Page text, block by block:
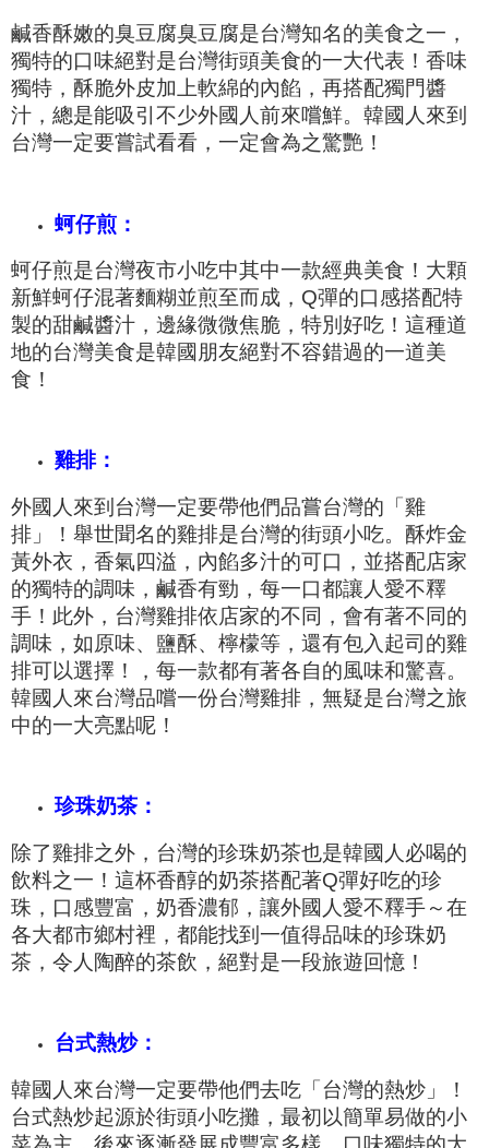
鹹香酥嫩的臭豆腐臭豆腐是台灣知名的美食之一，
獨特的口味絕對是台灣街頭美食的一大代表！香味
獨特，酥脆外皮加上軟綿的內餡，再搭配獨門醬
汁，總是能吸引不少外國人前來嚐鮮。韓國人來到
台灣一定要嘗試看看，一定會為之驚艷！
蚵仔煎：
蚵仔煎是台灣夜市小吃中其中一款經典美食！大顆
新鮮蚵仔混著麵糊並煎至而成 ，Q彈的口感搭配特
製的甜鹹醬汁，邊緣微微焦脆，特別好吃！這種道
地的台灣美食是韓國朋友絕對不容錯過的一道美
食！
雞排：
外國人來到台灣一定要帶他們品嘗台灣的「雞
排」！舉世聞名的雞排是台灣的街頭小吃。酥炸金
黃外衣，香氣四溢，內餡多汁的可口，並搭配店家
的獨特的調味，鹹香有勁，每一口都讓人愛不釋
手！此外，台灣雞排依店家的不同，會有著不同的
調味，如原味、鹽酥、檸檬等，還有包入起司的雞
排可以選擇！，每一款都有著各自的風味和驚喜。
韓國人來台灣品嚐一份台灣雞排，無疑是台灣之旅
中的一大亮點呢！
珍珠奶茶：
除了雞排之外，台灣的珍珠奶茶也是韓國人必喝的
飲料之一！這杯香醇的奶茶搭配著Q彈好吃的珍
珠，口感豐富，奶香濃郁，讓外國人愛不釋手～在
各大都市鄉村裡，都能找到一值得品味的珍珠奶
茶，令人陶醉的茶飲，絕對是一段旅遊回憶！
台式熱炒：
韓國人來台灣一定要帶他們去吃「台灣的熱炒」！
台式熱炒起源於街頭小吃攤，最初以簡單易做的小